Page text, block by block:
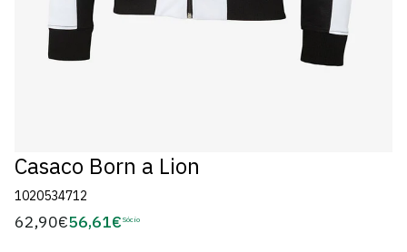
Casaco Born a Lion
1020534712
Preço
62,90€Preço
56,61€ Sócio